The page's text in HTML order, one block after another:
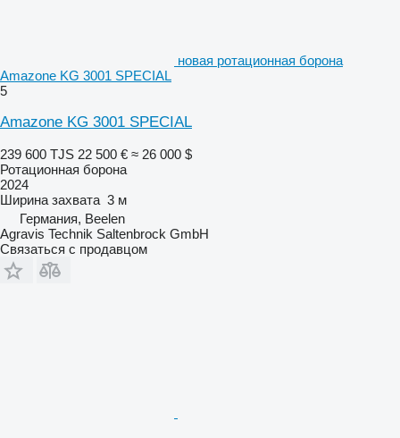
новая ротационная борона
Amazone KG 3001 SPECIAL
5
Amazone KG 3001 SPECIAL
239 600 TJS 22 500 € ≈ 26 000 $
Ротационная борона
2024
Ширина захвата 3 м
Германия, Beelen
Agravis Technik Saltenbrock GmbH
Связаться с продавцом